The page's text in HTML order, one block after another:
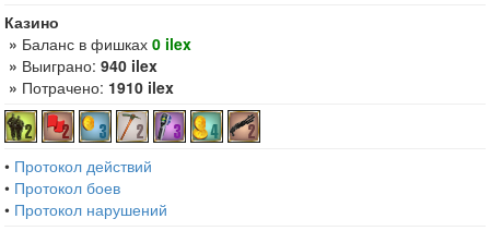
Казино
» Баланс в фишках 0 ilex
» Выиграно: 940 ilex
» Потрачено: 1910 ilex
• Протокол действий
• Протокол боев
• Протокол нарушений